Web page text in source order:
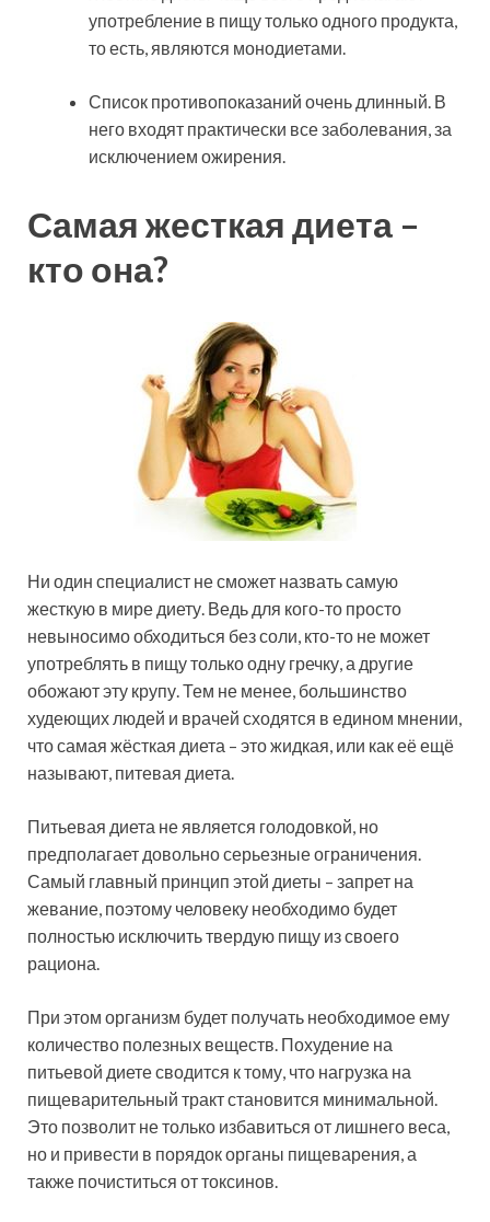
употребление в пищу только одного продукта,
то есть, являются монодиетами.
Список противопоказаний очень длинный. В
него входят практически все заболевания, за
исключением ожирения.
Самая жесткая диета –
кто она?
Ни один специалист не сможет назвать самую
жесткую в мире диету. Ведь для кого-то просто
невыносимо обходиться без соли, кто-то не может
употреблять в пищу только одну гречку, а другие
обожают эту крупу. Тем не менее, большинство
худеющих людей и врачей сходятся в едином мнении,
что самая жёсткая диета – это жидкая, или как её ещё
называют, питевая диета.
Питьевая диета не является голодовкой, но
предполагает довольно серьезные ограничения.
Самый главный принцип этой диеты – запрет на
жевание, поэтому человеку необходимо будет
полностью исключить твердую пищу из своего
рациона.
При этом организм будет получать необходимое ему
количество полезных веществ. Похудение на
питьевой диете сводится к тому, что нагрузка на
пищеварительный тракт становится минимальной.
Это позволит не только избавиться от лишнего веса,
но и привести в порядок органы пищеварения, а
также почиститься от токсинов.